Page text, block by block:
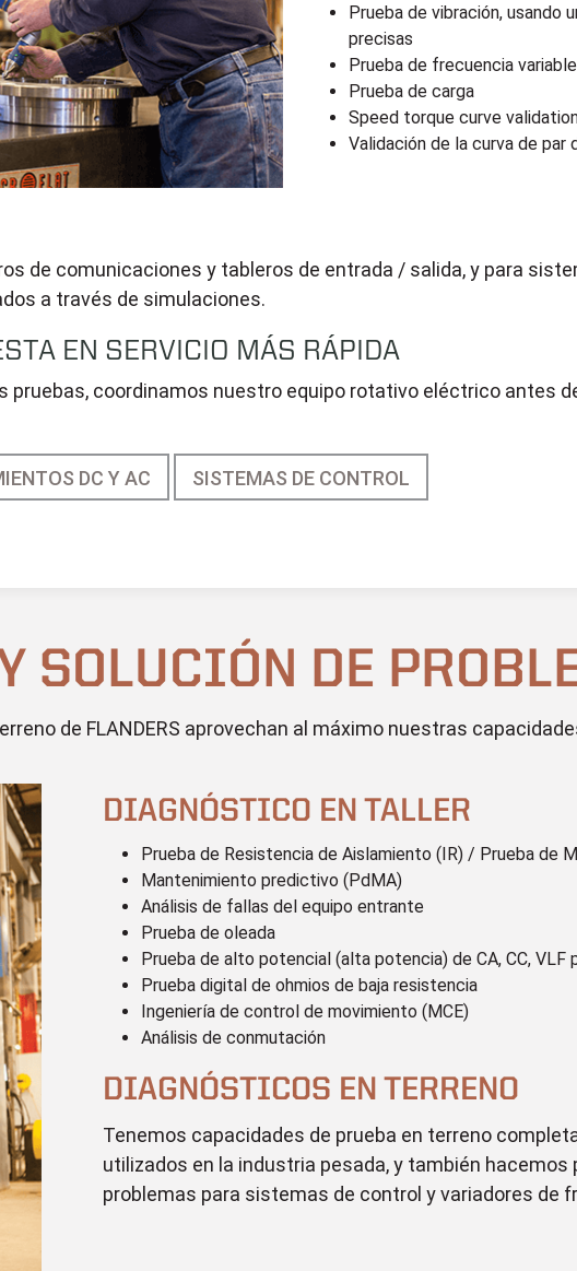
Prueba de vibración, usando
precisas
Prueba de frecuencia
Prueba de carga
Speed torque curve
Validación de la curva de par
de comunicaciones y tableros de entrada / salida, y para
a través de simulaciones.
EN SERVICIO MÁS RÁPIDA
pruebas, coordinamos nuestro equipo rotativo eléctrico antes
DC Y AC SISTEMAS DE CONTROL
SOLUCIÓN DE
de FLANDERS aprovechan al máximo nuestras
DIAGNÓSTICO EN TALLER
Prueba de Resistencia de Aislamiento (IR) / Prueba de
Mantenimiento predictivo (PdMA)
Análisis de fallas del equipo entrante
Prueba de oleada
Prueba de alto potencial (alta potencia) de CA, CC,
Prueba digital de ohmios de baja resistencia
Ingeniería de control de movimiento (MCE)
Análisis de conmutación
DIAGNÓSTICOS EN TERRENO
Tenemos capacidades de prueba en terreno
utilizados en la industria pesada, y también
problemas para sistemas de control y variadores de